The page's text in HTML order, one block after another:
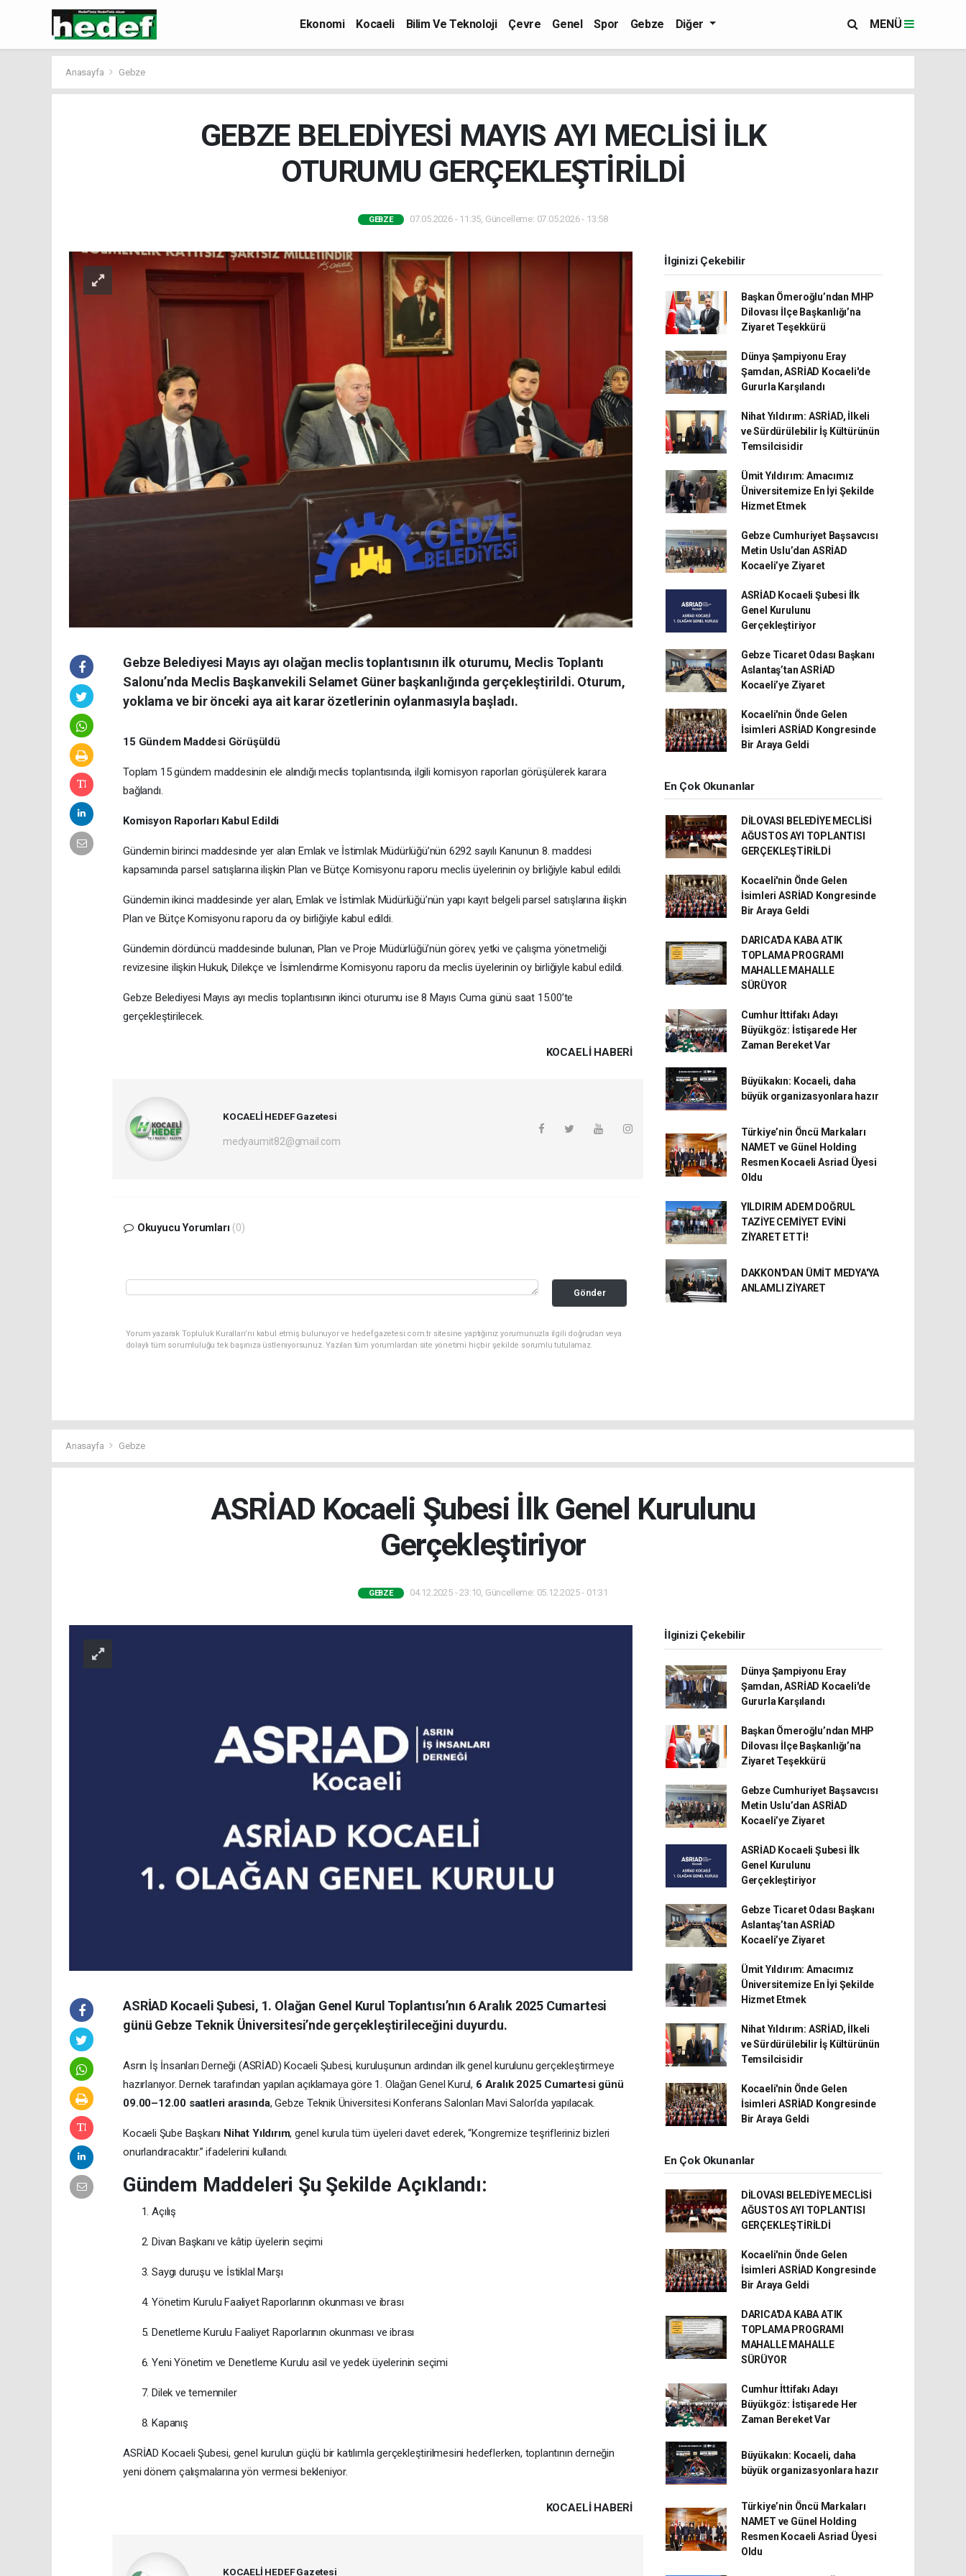
Ekonomi Kocaeli Bilim Ve Teknoloji Çevre Genel Spor Gebze Diğer MENÜ
Anasayfa Gebze
GEBZE BELEDİYESİ MAYIS AYI MECLİSİ İLK
OTURUMU GERÇEKLEŞTİRİLDİ
GEBZE 07.05.2026 - 11:35, Güncelleme: 07.05.2026 - 13:58
Gebze Belediyesi Mayıs ayı olağan meclis toplantısının ilk oturumu, Meclis Toplantı
Salonu’nda Meclis Başkanvekili Selamet Güner başkanlığında gerçekleştirildi. Oturum,
yoklama ve bir önceki aya ait karar özetlerinin oylanmasıyla başladı.
15 Gündem Maddesi Görüşüldü
Toplam 15 gündem maddesinin ele alındığı meclis toplantısında, ilgili komisyon raporları görüşülerek karara
bağlandı.
Komisyon Raporları Kabul Edildi
Gündemin birinci maddesinde yer alan Emlak ve İstimlak Müdürlüğü’nün 6292 sayılı Kanunun 8. maddesi
kapsamında parsel satışlarına ilişkin Plan ve Bütçe Komisyonu raporu meclis üyelerinin oy birliğiyle kabul edildi.
Gündemin ikinci maddesinde yer alan, Emlak ve İstimlak Müdürlüğü’nün yapı kayıt belgeli parsel satışlarına ilişkin
Plan ve Bütçe Komisyonu raporu da oy birliğiyle kabul edildi.
Gündemin dördüncü maddesinde bulunan, Plan ve Proje Müdürlüğü’nün görev, yetki ve çalışma yönetmeliği
revizesine ilişkin Hukuk, Dilekçe ve İsimlendirme Komisyonu raporu da meclis üyelerinin oy birliğiyle kabul edildi.
Gebze Belediyesi Mayıs ayı meclis toplantısının ikinci oturumu ise 8 Mayıs Cuma günü saat 15.00’te
gerçekleştirilecek.
KOCAELI HABERİ
KOCAELİ HEDEF Gazetesi
medyaumit82@gmail.com
Okuyucu Yorumları (0)
Gönder
Yorum yazarak Topluluk Kuralları’nı kabul etmiş bulunuyor ve hedefgazetesi.com.tr sitesine yaptığınız yorumunuzla ilgili doğrudan veya
dolaylı tüm sorumluluğu tek başınıza üstleniyorsunuz. Yazılan tüm yorumlardan site yönetimi hiçbir şekilde sorumlu tutulamaz.
İlginizi Çekebilir
Başkan Ömeroğlu’ndan MHP
Dilovası İlçe Başkanlığı’na
Ziyaret Teşekkürü
Dünya Şampiyonu Eray
Şamdan, ASRİAD Kocaeli'de
Gururla Karşılandı
Nihat Yıldırım: ASRİAD, İlkeli
ve Sürdürülebilir İş Kültürünün
Temsilcisidir
Ümit Yıldırım: Amacımız
Üniversitemize En İyi Şekilde
Hizmet Etmek
Gebze Cumhuriyet Başsavcısı
Metin Uslu’dan ASRİAD
Kocaeli’ye Ziyaret
ASRİAD Kocaeli Şubesi İlk
Genel Kurulunu
Gerçekleştiriyor
Gebze Ticaret Odası Başkanı
Aslantaş’tan ASRİAD
Kocaeli’ye Ziyaret
Kocaeli'nin Önde Gelen
İsimleri ASRİAD Kongresinde
Bir Araya Geldi
En Çok Okunanlar
DİLOVASI BELEDİYE MECLİSİ
AĞUSTOS AYI TOPLANTISI
GERÇEKLEŞTİRİLDİ
Kocaeli'nin Önde Gelen
İsimleri ASRİAD Kongresinde
Bir Araya Geldi
DARICA'DA KABA ATIK
TOPLAMA PROGRAMI
MAHALLE MAHALLE
SÜRÜYOR
Cumhur İttifakı Adayı
Büyükgöz: İstişarede Her
Zaman Bereket Var
Büyükakın: Kocaeli, daha
büyük organizasyonlara hazır
Türkiye’nin Öncü Markaları
NAMET ve Günel Holding
Resmen Kocaeli Asriad Üyesi
Oldu
YILDIRIM ADEM DOĞRUL
TAZİYE CEMİYET EVİNİ
ZİYARET ETTİ!
DAKKON'DAN ÜMİT MEDYA'YA
ANLAMLI ZİYARET
Anasayfa Gebze
ASRİAD Kocaeli Şubesi İlk Genel Kurulunu
Gerçekleştiriyor
GEBZE 04.12.2025 - 23:10, Güncelleme: 05.12.2025 - 01:31
ASRİAD Kocaeli Şubesi, 1. Olağan Genel Kurul Toplantısı’nın 6 Aralık 2025 Cumartesi
günü Gebze Teknik Üniversitesi’nde gerçekleştirileceğini duyurdu.
Asrın İş İnsanları Derneği (ASRİAD) Kocaeli Şubesi, kuruluşunun ardından ilk genel kurulunu gerçekleştirmeye
hazırlanıyor. Dernek tarafından yapılan açıklamaya göre 1. Olağan Genel Kurul, 6 Aralık 2025 Cumartesi günü
09.00–12.00 saatleri arasında, Gebze Teknik Üniversitesi Konferans Salonları Mavi Salon’da yapılacak.
Kocaeli Şube Başkanı Nihat Yıldırım, genel kurula tüm üyeleri davet ederek, “Kongremize teşrifleriniz bizleri
onurlandıracaktır.” ifadelerini kullandı.
Gündem Maddeleri Şu Şekilde Açıklandı:
Açılış
Divan Başkanı ve kâtip üyelerin seçimi
Saygı duruşu ve İstiklal Marşı
Yönetim Kurulu Faaliyet Raporlarının okunması ve ibrası
Denetleme Kurulu Faaliyet Raporlarının okunması ve ibrası
Yeni Yönetim ve Denetleme Kurulu asil ve yedek üyelerinin seçimi
Dilek ve temenniler
Kapanış
ASRİAD Kocaeli Şubesi, genel kurulun güçlü bir katılımla gerçekleştirilmesini hedeflerken, toplantının derneğin
yeni dönem çalışmalarına yön vermesi bekleniyor.
KOCAELI HABERİ
KOCAELİ HEDEF Gazetesi
İlginizi Çekebilir
Dünya Şampiyonu Eray
Şamdan, ASRİAD Kocaeli'de
Gururla Karşılandı
Başkan Ömeroğlu’ndan MHP
Dilovası İlçe Başkanlığı’na
Ziyaret Teşekkürü
Gebze Cumhuriyet Başsavcısı
Metin Uslu’dan ASRİAD
Kocaeli’ye Ziyaret
ASRİAD Kocaeli Şubesi İlk
Genel Kurulunu
Gerçekleştiriyor
Gebze Ticaret Odası Başkanı
Aslantaş’tan ASRİAD
Kocaeli’ye Ziyaret
Ümit Yıldırım: Amacımız
Üniversitemize En İyi Şekilde
Hizmet Etmek
Nihat Yıldırım: ASRİAD, İlkeli
ve Sürdürülebilir İş Kültürünün
Temsilcisidir
Kocaeli'nin Önde Gelen
İsimleri ASRİAD Kongresinde
Bir Araya Geldi
En Çok Okunanlar
DİLOVASI BELEDİYE MECLİSİ
AĞUSTOS AYI TOPLANTISI
GERÇEKLEŞTİRİLDİ
Kocaeli'nin Önde Gelen
İsimleri ASRİAD Kongresinde
Bir Araya Geldi
DARICA'DA KABA ATIK
TOPLAMA PROGRAMI
MAHALLE MAHALLE
SÜRÜYOR
Cumhur İttifakı Adayı
Büyükgöz: İstişarede Her
Zaman Bereket Var
Büyükakın: Kocaeli, daha
büyük organizasyonlara hazır
Türkiye’nin Öncü Markaları
NAMET ve Günel Holding
Resmen Kocaeli Asriad Üyesi
Oldu